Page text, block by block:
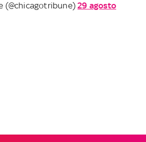
(@chicagotribune)29 agosto